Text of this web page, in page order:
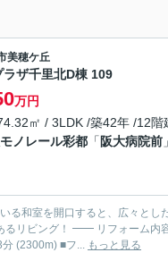
美穂ケ丘
ラザ千里北D棟 109
万円
㎡ / 3LDK /築42年 /12階
ノレール彩都 「 阪大病院前
和室を開口すると、広々とし
周辺施設 ━━ ■沢池小学校・・・
(2300m) ■フ... もっと見る